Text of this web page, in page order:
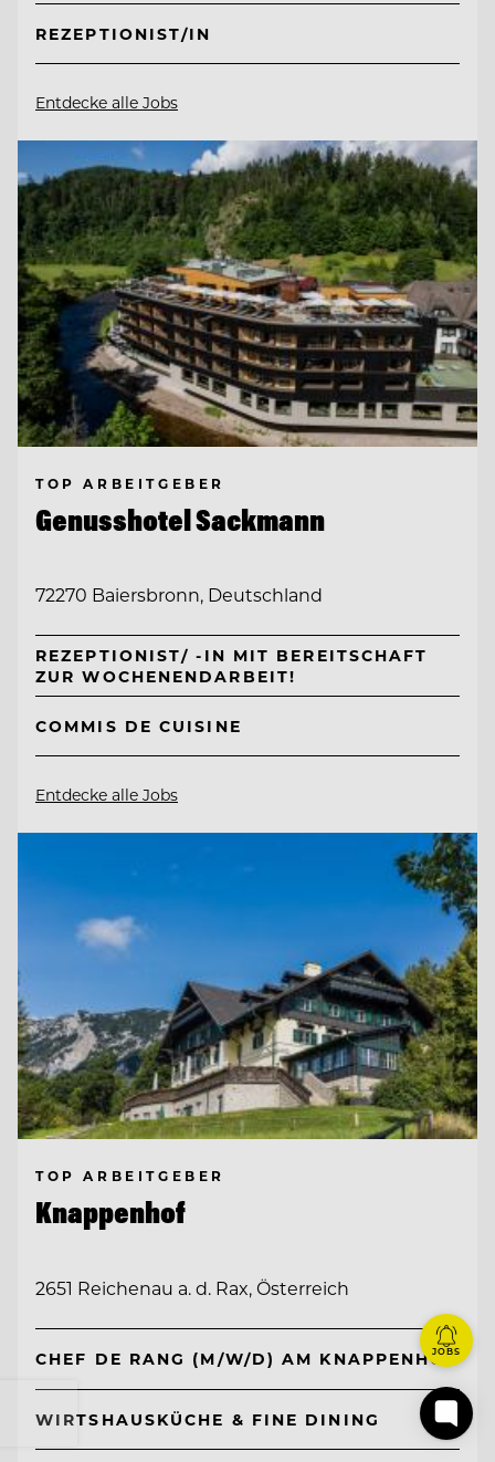
REZEPTIONIST/IN
Entdecke alle Jobs
TOP ARBEITGEBER
Genusshotel Sackmann
72270 Baiersbronn, Deutschland
REZEPTIONIST/ -IN MIT BEREITSCHAFT
ZUR WOCHENENDARBEIT!
COMMIS DE CUISINE
Entdecke alle Jobs
TOP ARBEITGEBER
Knappenhof
2651 Reichenau a. d. Rax, Österreich
CHEF DE RANG (M/W/D) AM KNAPPENHOF
WIRTSHAUSKÜCHE & FINE DINING
JOBS